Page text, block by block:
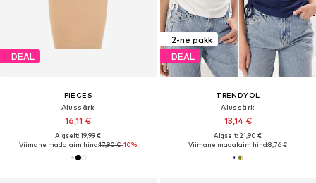
DEAL
PIECES
Alussärk
16,11 €
Algselt: 19,99 €
Viimane madalaim hind:17,90 €-10%
2-ne pakk
DEAL
TRENDYOL
Alussärk
13,14 €
Algselt: 21,90 €
Viimane madalaim hind:8,76 €